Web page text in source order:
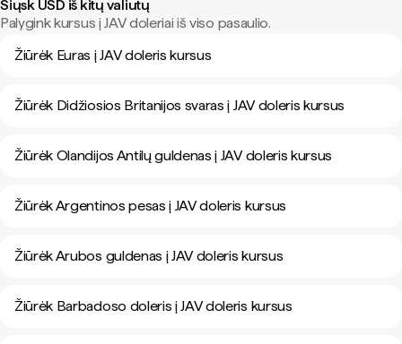
Siųsk USD iš kitų valiutų
Palygink kursus į JAV doleriai iš viso pasaulio.
Žiūrėk Euras į JAV doleris kursus
Žiūrėk Didžiosios Britanijos svaras į JAV doleris kursus
Žiūrėk Olandijos Antilų guldenas į JAV doleris kursus
Žiūrėk Argentinos pesas į JAV doleris kursus
Žiūrėk Arubos guldenas į JAV doleris kursus
Žiūrėk Barbadoso doleris į JAV doleris kursus